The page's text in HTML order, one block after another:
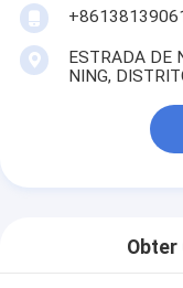
ESTRADA DE
NING,
Obter